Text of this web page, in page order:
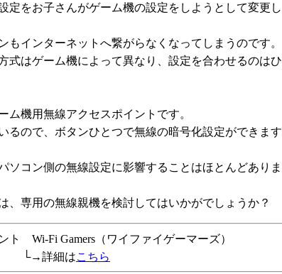
お子さんがゲーム機の設定をしようとして変更し
ンターネットへ繋がらなくなってしまうのです。
ゲーム機によって異なり、設定を合わせるのはひ
ム機用無線アクセスポイントです。
で、ボタンひとつで無線の暗号化設定ができます
ン側の無線設定に影響することはほとんどありま
用の無線親機を検討してはいかがでしょうか？
ト Wi-Fi Gamers（ワイファイゲーマーズ）
└→詳細はこちら